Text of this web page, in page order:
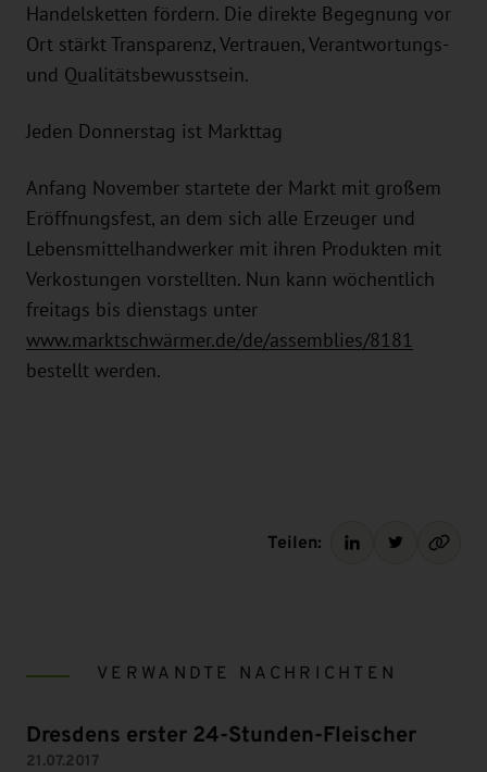
Handelsketten fördern. Die direkte Begegnung vor
Ort stärkt Transparenz, Vertrauen, Verantwortungs-
und Qualitätsbewusstsein.
Jeden Donnerstag ist Markttag
Anfang November startete der Markt mit großem
Eröffnungsfest, an dem sich alle Erzeuger und
Lebensmittelhandwerker mit ihren Produkten mit
Verkostungen vorstellten. Nun kann wöchentlich
freitags bis dienstags unter
www.marktschwärmer.de/de/assemblies/8181
bestellt werden.
Teilen:
VERWANDTE NACHRICHTEN
Dresdens erster 24-Stunden-Fleischer
21.07.2017